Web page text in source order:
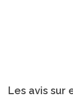
Les avis sur